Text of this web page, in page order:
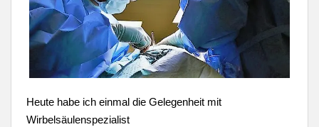
Heute habe ich einmal die Gelegenheit mit
Wirbelsäulenspezialist